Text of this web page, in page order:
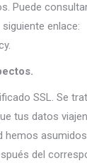
Puede
enlace:
SSL. Se
tus datos
hemos
del